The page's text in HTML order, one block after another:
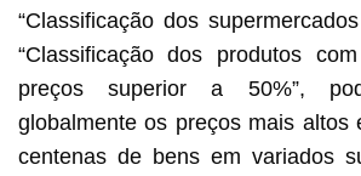
“Classificação dos
“Classificação dos produtos
preços superior a 50%”,
globalmente os preços mais altos
centenas de bens em variados